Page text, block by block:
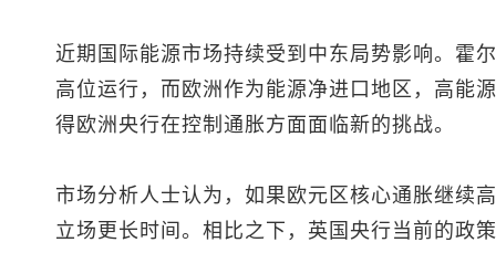
近期国际能源市场持续受到中东局势影响。霍
高位运行，而欧洲作为能源净进口地区，高能
得欧洲央行在控制通胀方面面临新的挑战。
市场分析人士认为，如果欧元区核心通胀继续
立场更长时间。相比之下，英国央行当前的政